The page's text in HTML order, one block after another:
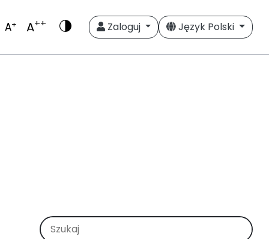
A+ A++ Zaloguj Język Polski